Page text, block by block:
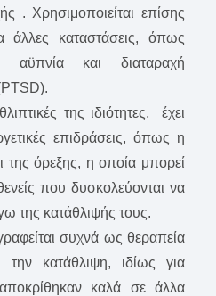
. Χρησιμοποιείται επίσης
άλλες καταστάσεις, όπως
αϋπνία και διαταραχή
της ιδιότητες, έχει
επιδράσεις, όπως η
της όρεξης, η οποία μπορεί
που δυσκολεύονται να
της κατάθλιψής τους.
συχνά ως θεραπεία
την κατάθλιψη, ιδίως για
καλά σε άλλα